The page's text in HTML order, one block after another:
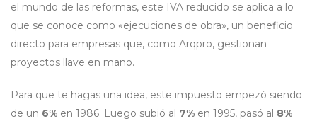
el mundo de las reformas, este IVA reducido se aplica a lo
que se conoce como «ejecuciones de obra», un beneficio
directo para empresas que, como Arqpro, gestionan
proyectos llave en mano.
Para que te hagas una idea, este impuesto empezó siendo
de un 6% en 1986. Luego subió al 7% en 1995, pasó al 8%